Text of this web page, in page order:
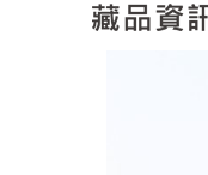
藏品資